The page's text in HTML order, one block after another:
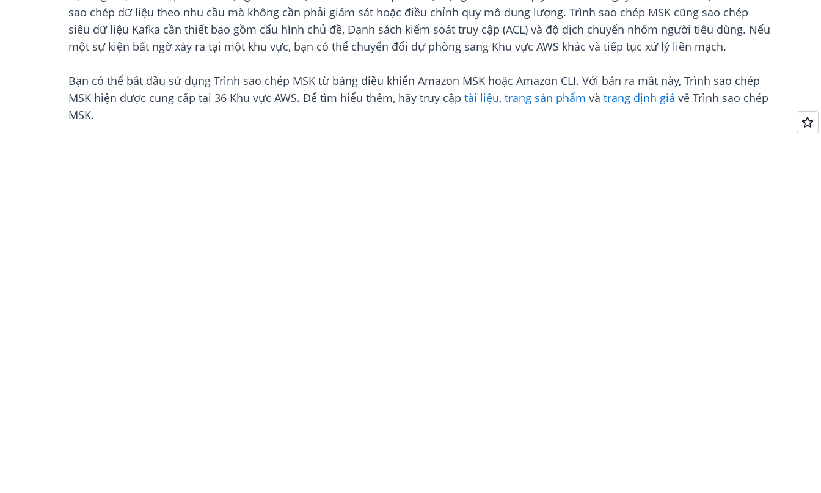
sao chép dữ liệu theo nhu cầu mà không cần phải giám sát hoặc điều chỉnh quy mô dung lượng. Trình sao chép MSK cũng sao chép
siêu dữ liệu Kafka cần thiết bao gồm cấu hình chủ đề, Danh sách kiểm soát truy cập (ACL) và độ dịch chuyển nhóm người tiêu dùng. Nếu
một sự kiện bất ngờ xảy ra tại một khu vực, bạn có thể chuyển đổi dự phòng sang Khu vực AWS khác và tiếp tục xử lý liền mạch.
Bạn có thể bắt đầu sử dụng Trình sao chép MSK từ bảng điều khiển Amazon MSK hoặc Amazon CLI. Với bản ra mắt này, Trình sao chép
MSK hiện được cung cấp tại 36 Khu vực AWS. Để tìm hiểu thêm, hãy truy cập tài liệu, trang sản phẩm và trang định giá về Trình sao chép
MSK.